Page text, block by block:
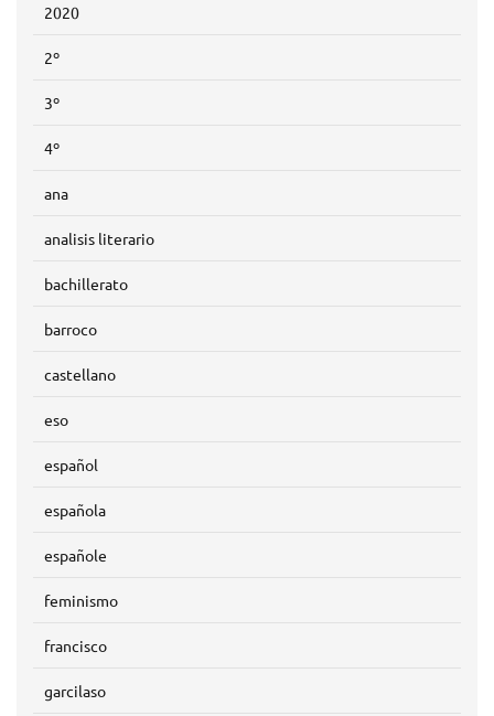
2020
2º
3º
4º
ana
analisis literario
bachillerato
barroco
castellano
eso
español
española
españole
feminismo
francisco
garcilaso